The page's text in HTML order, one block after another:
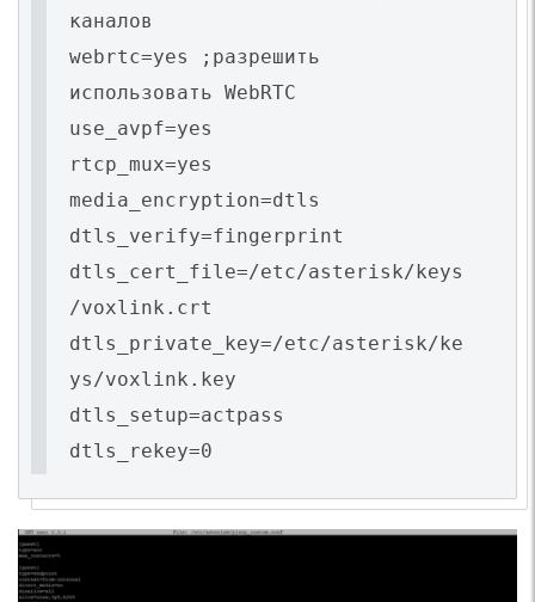
каналов
webrtc=yes ;разрешить
использовать WebRTC
use_avpf=yes
rtcp_mux=yes
media_encryption=dtls
dtls_verify=fingerprint
dtls_cert_file=/etc/asterisk/keys
/voxlink.crt
dtls_private_key=/etc/asterisk/ke
ys/voxlink.key
dtls_setup=actpass
dtls_rekey=0